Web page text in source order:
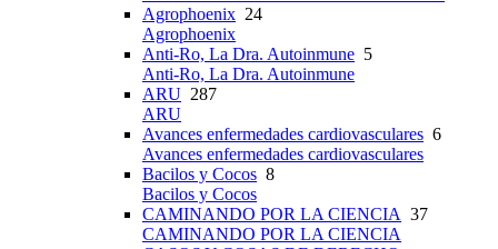
Agrophoenix 24
Agrophoenix
Anti-Ro, La Dra. Autoinmune 5
Anti-Ro, La Dra. Autoinmune
ARU 287
ARU
Avances enfermedades cardiovasculares 6
Avances enfermedades cardiovasculares
Bacilos y Cocos 8
Bacilos y Cocos
CAMINANDO POR LA CIENCIA 37
CAMINANDO POR LA CIENCIA